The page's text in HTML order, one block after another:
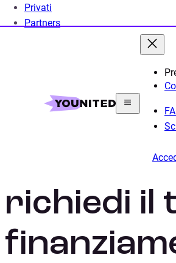
Privati
Partners
Prestito Personale
Prestiti
richiedi il